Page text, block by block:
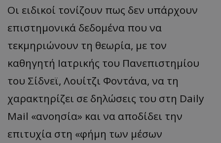
Οι ειδικοί τονίζουν πως δεν υπάρχουν
επιστημονικά δεδομένα που να
τεκμηριώνουν τη θεωρία, με τον
καθηγητή Ιατρικής του Πανεπιστημίου
του Σίδνεϊ, Λουίτζι Φοντάνα, να τη
χαρακτηρίζει σε δηλώσεις του στη Daily
Mail «ανοησία» και να αποδίδει την
επιτυχία στη «φήμη των μέσων